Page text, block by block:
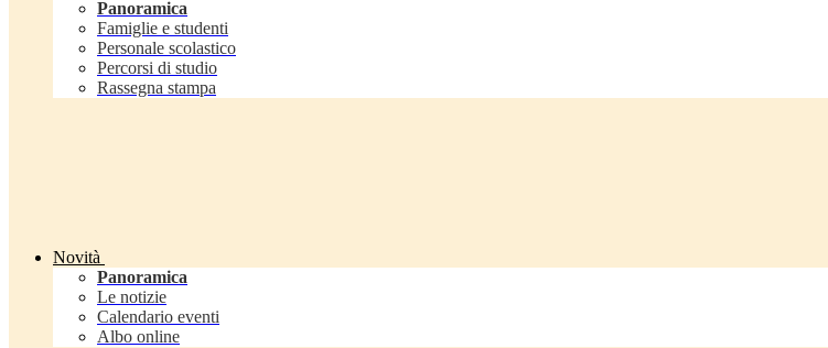
Panoramica
Famiglie e studenti
Personale scolastico
Percorsi di studio
Rassegna stampa
Novità
Panoramica
Le notizie
Calendario eventi
Albo online